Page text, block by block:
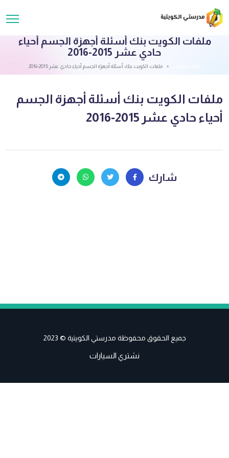
ملفات الكويت بنك أسئلة أجهزة الجسم أحياء
حادي عشر 2015-2016
ملفات الكويت بنك أسئلة أجهزة الجسم أحياء حادي عشر 2015-2016
ملفات الكويت بنك أسئلة أجهزة الجسم
أحياء حادي عشر 2015-2016
شارك
جميع الحقوق محفوظة مدرستي الكويتية © 2023
نشتري السيارات